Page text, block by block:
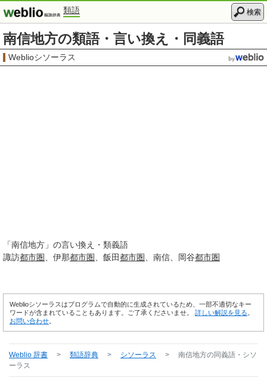
類語 検索
南信地方の類語・言い換え・同義語
Weblioシソーラス
「南信地方 」の言い換え・類義語
諏訪都市圏 伊那都市圏 飯田都市圏 南信 岡谷都市圏
Weblioシソーラスはプログラムで自動的に生成されているため、一部不適切なキー
ワードが含まれていることもあります。ご了承くださいませ。 詳しい解説を見る
お問い合わせ
Weblio 辞書 > 類語辞典 > シソーラス > 南信地方の同義語・シソ
ーラス